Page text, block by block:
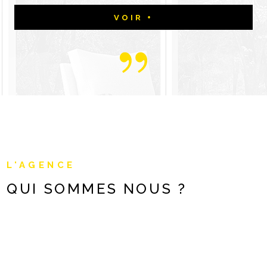
VOIR +
L'AGENCE
QUI SOMMES NOUS ?